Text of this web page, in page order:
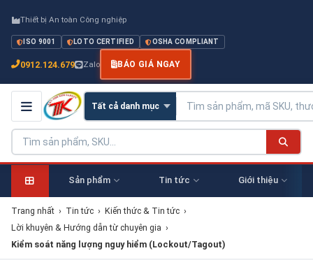
Thiết bị An toàn Công nghiệp
ISO 9001 LOTO CERTIFIED OSHA COMPLIANT
0912.124.679 Zalo BÁO GIÁ NGAY
Sản phẩm Tin tức Giới thiệu
Trang nhất › Tin tức › Kiến thức & Tin tức ›
Lời khuyên & Hướng dẫn từ chuyên gia ›
Kiểm soát năng lượng nguy hiểm (Lockout/Tagout)